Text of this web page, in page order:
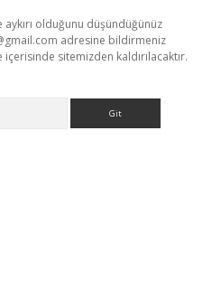
olduğunu düşündüğünüz
adresine bildirmeniz
sitemizden kaldırılacaktır.